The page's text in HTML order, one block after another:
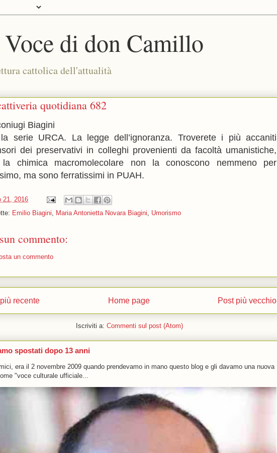
di don Camillo
cattolica dell'attualità
quotidiana 682
Biagini
serie URCA. La legge dell’ignoranza. Troverete i più accaniti
dei preservativi in colleghi provenienti da facoltà umanistiche,
chimica macromolecolare non la conoscono nemmeno per
ma sono ferratissimi in PUAH.
21, 2016
Emilio Biagini, Maria Antonietta Novara Biagini, Umorismo
commento:
un commento
recente Post più vecchio
Home page
Iscriviti a: Commenti sul post (Atom)
spostati dopo 13 anni
era il 2 novembre 2009 quando prendevamo in mano questo blog e gli davamo una nuova
"voce culturale ufficiale...